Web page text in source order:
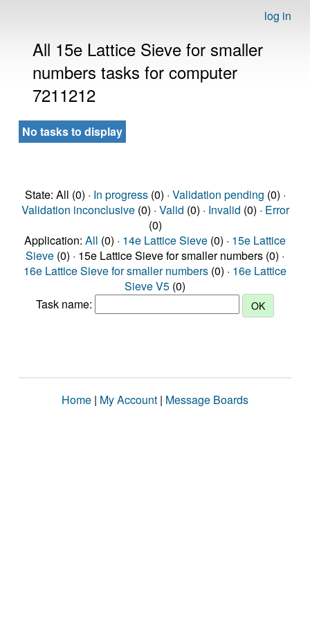
log in
All 15e Lattice Sieve for smaller
numbers tasks for computer
7211212
No tasks to display
State: All (0) · In progress(0) · Validation pending (0) ·
Validation inconclusive(0) · Valid (0) · Invalid (0) · Error
(0)
Application: All (0) · 14e Lattice Sieve (0) · 15e Lattice
Sieve (0) · 15e Lattice Sieve for smaller numbers (0) ·
16e Lattice Sieve for smaller numbers (0) · 16e Lattice
Sieve V5 (0)
Task name:
Home | My Account | Message Boards